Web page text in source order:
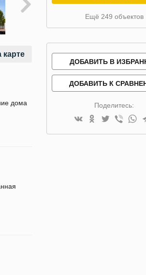
карте
дома
Ещё 249 объектов
ДОБАВИТЬ В
ДОБАВИТЬ К
Поделитесь: